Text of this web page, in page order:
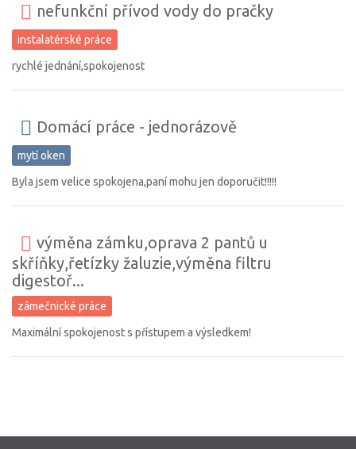
nefunkční přívod vody do pračky
instalatérské práce
rychlé jednání,spokojenost
Domácí práce - jednorázově
mytí oken
Byla jsem velice spokojena,paní mohu jen doporučit!!!!!
výměna zámku,oprava 2 pantů u
skříňky,řetízky žaluzie,výměna filtru
digestoř...
zámečnické práce
Maximální spokojenost s přístupem a výsledkem!